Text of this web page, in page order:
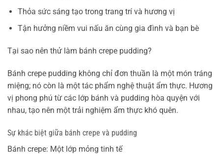
Thỏa sức sáng tạo trong trang trí và hương vị
Tận hưởng niềm vui nấu ăn cùng gia đình và bạn bè
Tại sao nên thử làm bánh crepe pudding?
Bánh crepe pudding không chỉ đơn thuần là một món tráng
miệng; nó còn là một tác phẩm nghệ thuật ẩm thực. Hương
vị phong phú từ các lớp bánh và pudding hòa quyện với
nhau, tạo nên một trải nghiệm ẩm thực khó quên.
Sự khác biệt giữa bánh crepe và pudding
Bánh crepe: Một lớp mỏng tinh tế